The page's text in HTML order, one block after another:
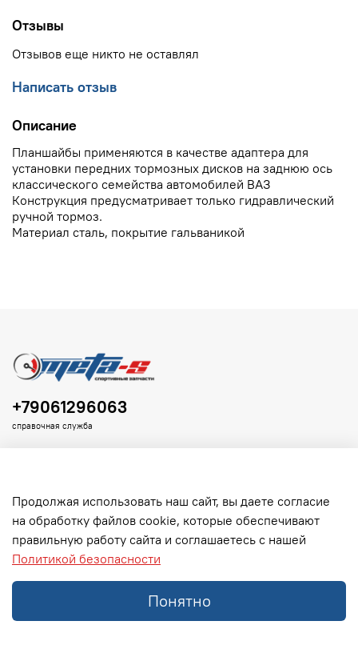
Отзывы
Отзывов еще никто не оставлял
Написать отзыв
Описание
Планшайбы применяются в качестве адаптера для
установки передних тормозных дисков на заднюю ось
классического семейства автомобилей ВАЗ
Конструкция предусматривает только гидравлический
ручной тормоз.
Материал сталь, покрытие гальваникой
Клиенту
Информация
+79061296063
справочная служба
Продолжая использовать наш сайт, вы даете согласие
на обработку файлов cookie, которые обеспечивают
правильную работу сайта и соглашаетесь с нашей
Политикой безопасности
Понятно